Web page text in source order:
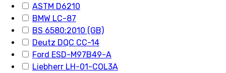
ASTM D6210
BMW LC-87
BS 6580:2010 (GB)
Deutz DQC CC-14
Ford ESD-M97B49-A
Liebherr LH-01-COL3A